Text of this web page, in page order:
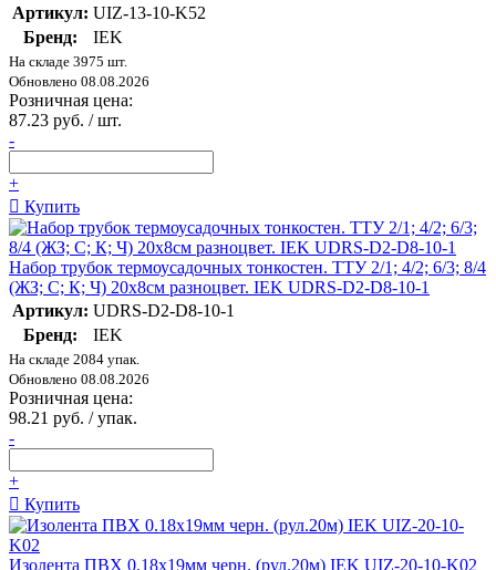
Артикул: UIZ-13-10-K52
Бренд:
IEK
На складе 3975 шт.
Обновлено 08.08.2026
Розничная цена:
87.23 руб. / шт.
-
+
Купить
Набор трубок термоусадочных тонкостен. ТТУ 2/1; 4/2; 6/3; 8/4
(ЖЗ; С; К; Ч) 20х8см разноцвет. IEK UDRS-D2-D8-10-1
Артикул: UDRS-D2-D8-10-1
Бренд:
IEK
На складе 2084 упак.
Обновлено 08.08.2026
Розничная цена:
98.21 руб. / упак.
-
+
Купить
Изолента ПВХ 0.18х19мм черн. (рул.20м) IEK UIZ-20-10-K02